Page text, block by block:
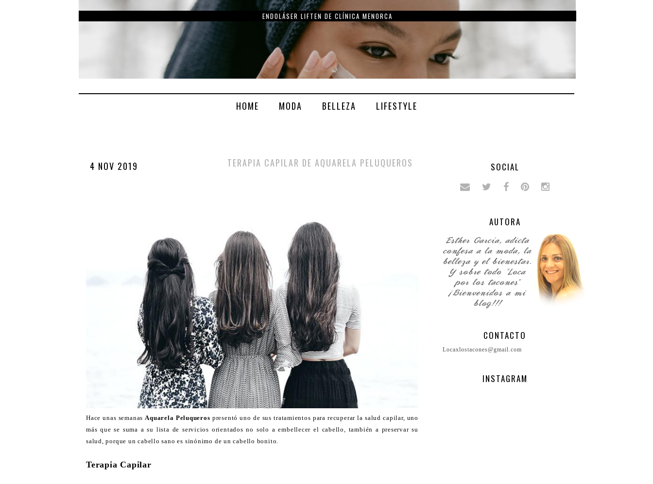
ENDOLÁSER LIFTEN DE CLÍNICA MENORCA
HOME MODA BELLEZA LIFESTYLE
4 NOV 2019 TERAPIA CAPILAR DE AQUARELA PELUQUEROS
Hace unas semanas Aquarela Peluqueros presentó uno de sus tratamientos para recuperar la salud capilar, uno
más que se suma a su lista de servicios orientados no solo a embellecer el cabello, también a preservar su
salud, porque un cabello sano es sinónimo de un cabello bonito.
Terapia Capilar
SOCIAL
AUTORA
CONTACTO
Locaxlostacones@gmail.com
INSTAGRAM